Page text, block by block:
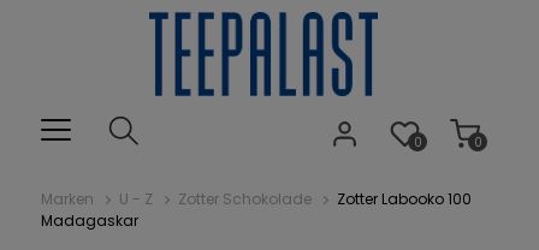
0
0
Marken U - Z Zotter Schokolade
Zotter Labooko 100
Madagaskar